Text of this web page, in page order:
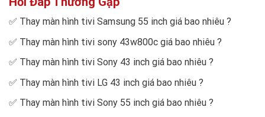
✅ Thay màn hình tivi Samsung 55 inch giá bao nhiêu ?
✅ Thay màn hình tivi sony 43w800c giá bao nhiêu ?
✅ Thay màn hình tivi Sony 43 inch giá bao nhiêu ?
✅ Thay màn hình tivi LG 43 inch giá bao nhiêu ?
✅ Thay màn hình tivi Sony 55 inch giá bao nhiêu ?